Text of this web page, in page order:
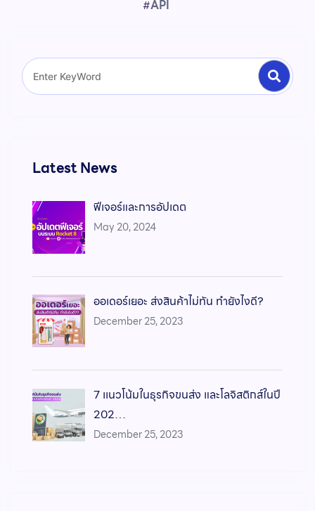
#API
Latest News
ฟีเจอร์และการอัปเดต
May 20, 2024
ออเดอร์เยอะ ส่งสินค้าไม่ทัน ทำยังไงดี?
December 25, 2023
7 เเนวโน้มในธุรกิจขนส่ง และโลจิสติกส์ในปี
202…
December 25, 2023